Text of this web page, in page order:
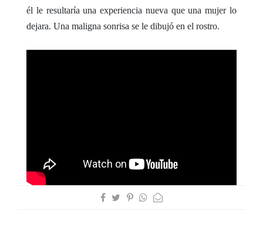
él le resultaría una experiencia nueva que una mujer lo
dejara. Una maligna sonrisa se le dibujó en el rostro.